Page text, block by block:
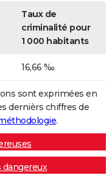
Taux de
criminalité pour
1 000 habitants
16,66 ‰
sont exprimées en
dernièrs chiffres de
.